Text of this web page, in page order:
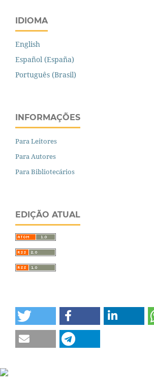
IDIOMA
English
Español (España)
Português (Brasil)
INFORMAÇÕES
Para Leitores
Para Autores
Para Bibliotecários
EDIÇÃO ATUAL